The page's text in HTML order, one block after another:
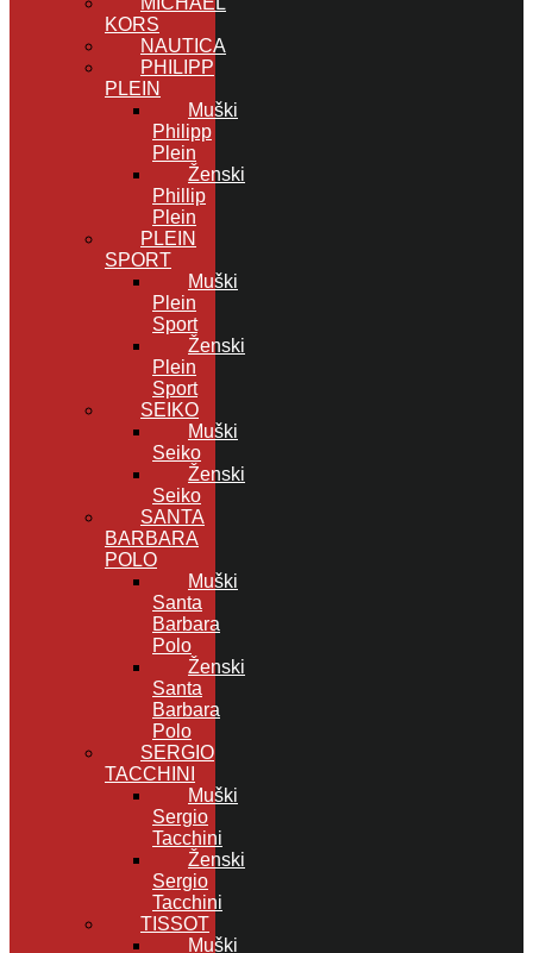
KORS
NAUTICA
PHILIPP
PLEIN
Muški
Philipp
Plein
Ženski
Phillip
Plein
PLEIN
SPORT
Muški
Plein
Sport
Ženski
Plein
Sport
SEIKO
Muški
Seiko
Ženski
Seiko
SANTA
BARBARA
POLO
Muški
Santa
Barbara
Polo
Ženski
Santa
Barbara
Polo
SERGIO
TACCHINI
Muški
Sergio
Tacchini
Ženski
Sergio
Tacchini
TISSOT
Muški